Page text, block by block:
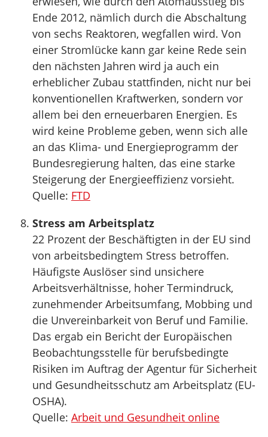
Ende 2012, nämlich durch die Abschaltung
von sechs Reaktoren, wegfallen wird. Von
einer Stromlücke kann gar keine Rede sein
den nächsten Jahren wird ja auch ein
erheblicher Zubau stattfinden, nicht nur bei
konventionellen Kraftwerken, sondern vor
allem bei den erneuerbaren Energien. Es
wird keine Probleme geben, wenn sich alle
an das Klima- und Energieprogramm der
Bundesregierung halten, das eine starke
Steigerung der Energieeffizienz vorsieht.
Quelle: FTD
Stress am Arbeitsplatz
22 Prozent der Beschäftigten in der EU sind
von arbeitsbedingtem Stress betroffen.
Häufigste Auslöser sind unsichere
Arbeitsverhältnisse, hoher Termindruck,
zunehmender Arbeitsumfang, Mobbing und
die Unvereinbarkeit von Beruf und Familie.
Das ergab ein Bericht der Europäischen
Beobachtungsstelle für berufsbedingte
Risiken im Auftrag der Agentur für Sicherheit
und Gesundheitsschutz am Arbeitsplatz (EU-
OSHA).
Quelle: Arbeit und Gesundheit online